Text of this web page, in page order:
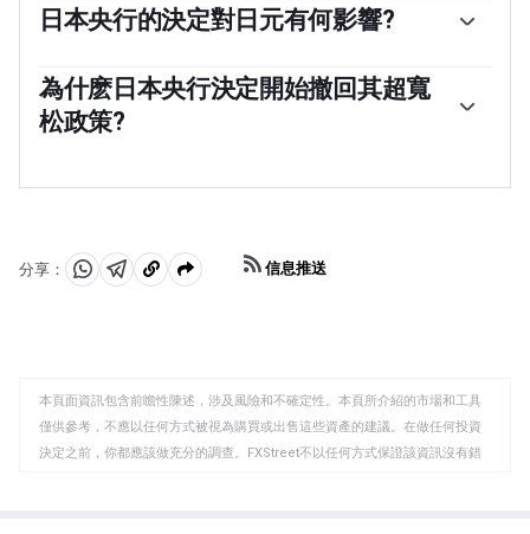
政策，以在低通脹環境下刺激經濟和推高通脹。央行的政
策是基於量化和定性寬松政策(QQE)，即印刷鈔票購買政
了策略力度，進一步放松政策，先是引入負利率，然後直
接控製10年期政府債券的收益率。2024年3月，日本央行
提高了利率，實際上退出了超寬松的貨幣政策立場。
日本央行的決定對日元有何影響?
值。這一過程在2022年和2023年加劇，原因是日本央行與
其他主要央行之間的政策分歧越來越大，後者選擇大幅加
息以對抗數十年來的高通脹水平。日本央行的政策導致日
為什麽日本央行決定開始撤回其超寬
松政策?
超過了日本央行2%的目標。該國工資上漲的前景——助長
分享：
分 分 複
板
信息推送
本頁面資訊包含前瞻性陳述，涉及風險和不確定性。本頁所介紹的市場和工具
僅供參考，不應以任何方式被視為購買或出售這些資產的建議。在做任何投資
決定之前，你都應該做充分的調查。FXStreet不以任何方式保證該資訊沒有錯